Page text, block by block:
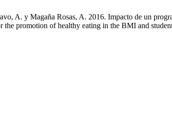
A. y Magaña Rosas, A. 2016. Impacto de un
promotion of healthy eating in the BMI and